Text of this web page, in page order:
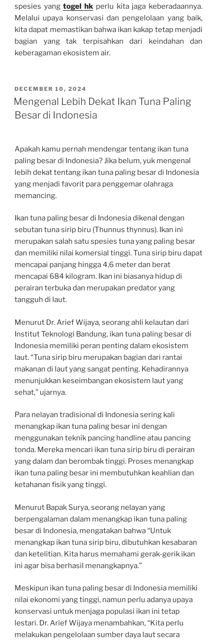
spesies yangtogel hk perlu kita jaga keberadaannya.
Melalui upaya konservasi dan pengelolaan yang baik,
kita dapat memastikan bahwa ikan kakap tetap menjadi
bagian yang tak terpisahkan dari keindahan dan
keberagaman ekosistem air.
POSTED
ON
DECEMBER 10, 2024
Mengenal Lebih Dekat Ikan Tuna Paling
Besar di Indonesia
Apakah kamu pernah mendengar tentang ikan tuna
paling besar di Indonesia? Jika belum, yuk mengenal
lebih dekat tentang ikan tuna paling besar di Indonesia
yang menjadi favorit para penggemar olahraga
memancing.
Ikan tuna paling besar di Indonesia dikenal dengan
sebutan tuna sirip biru (Thunnus thynnus). Ikan ini
merupakan salah satu spesies tuna yang paling besar
dan memiliki nilai komersial tinggi. Tuna sirip biru dapat
mencapai panjang hingga 4,6 meter dan berat
mencapai 684 kilogram. Ikan ini biasanya hidup di
perairan terbuka dan merupakan predator yang
tangguh di laut.
Menurut Dr. Arief Wijaya, seorang ahli kelautan dari
Institut Teknologi Bandung, ikan tuna paling besar di
Indonesia memiliki peran penting dalam ekosistem
laut. “Tuna sirip biru merupakan bagian dari rantai
makanan di laut yang sangat penting. Kehadirannya
menunjukkan keseimbangan ekosistem laut yang
sehat,” ujarnya.
Para nelayan tradisional di Indonesia sering kali
menangkap ikan tuna paling besar ini dengan
menggunakan teknik pancing handline atau pancing
tonda. Mereka mencari ikan tuna sirip biru di perairan
yang dalam dan berombak tinggi. Proses menangkap
ikan tuna paling besar ini membutuhkan keahlian dan
ketahanan fisik yang tinggi.
Menurut Bapak Surya, seorang nelayan yang
berpengalaman dalam menangkap ikan tuna paling
besar di Indonesia, mengatakan bahwa “Untuk
menangkap ikan tuna sirip biru, dibutuhkan kesabaran
dan ketelitian. Kita harus memahami gerak-gerik ikan
ini agar bisa berhasil menangkapnya.”
Meskipun ikan tuna paling besar di Indonesia memiliki
nilai ekonomi yang tinggi, namun perlu adanya upaya
konservasi untuk menjaga populasi ikan ini tetap
lestari. Dr. Arief Wijaya menambahkan, “Kita perlu
melakukan pengelolaan sumber daya laut secara